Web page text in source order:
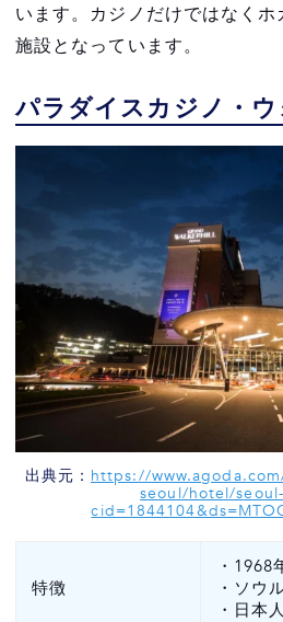
います。カジノだけではなく
施設となっています。
パラダイスカジノ・
出典元： https://
seoul/hotel/
特徴
・1968
・ソウ
・日本